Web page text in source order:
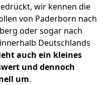
wir kennen die
von Paderborn nach
oder sogar nach
Deutschlands
auch ein kleines
und dennoch
um.